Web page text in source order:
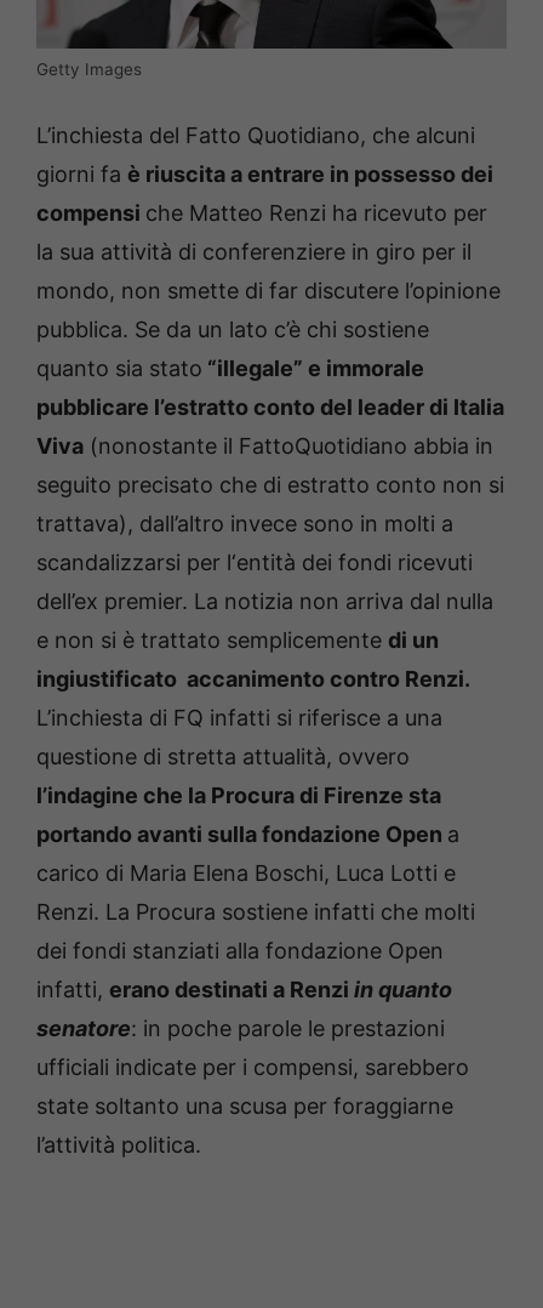
Getty Images
L’inchiesta del Fatto Quotidiano, che alcuni
giorni fa è riuscita a entrare in possesso dei
compensi che Matteo Renzi ha ricevuto per
la sua attività di conferenziere in giro per il
mondo, non smette di far discutere l’opinione
pubblica. Se da un lato c’è chi sostiene
quanto sia stato “illegale” e immorale
pubblicare l’estratto conto del leader di Italia
Viva (nonostante il FattoQuotidiano abbia in
seguito precisato che di estratto conto non si
trattava), dall’altro invece sono in molti a
scandalizzarsi per l‘entità dei fondi ricevuti
dell’ex premier. La notizia non arriva dal nulla
e non si è trattato semplicemente di un
ingiustificato accanimento contro Renzi.
L’inchiesta di FQ infatti si riferisce a una
questione di stretta attualità, ovvero
l’indagine che la Procura di Firenze sta
portando avanti sulla fondazione Open a
carico di Maria Elena Boschi, Luca Lotti e
Renzi. La Procura sostiene infatti che molti
dei fondi stanziati alla fondazione Open
infatti, erano destinati a Renzi in quanto
senatore: in poche parole le prestazioni
ufficiali indicate per i compensi, sarebbero
state soltanto una scusa per foraggiarne
l’attività politica.